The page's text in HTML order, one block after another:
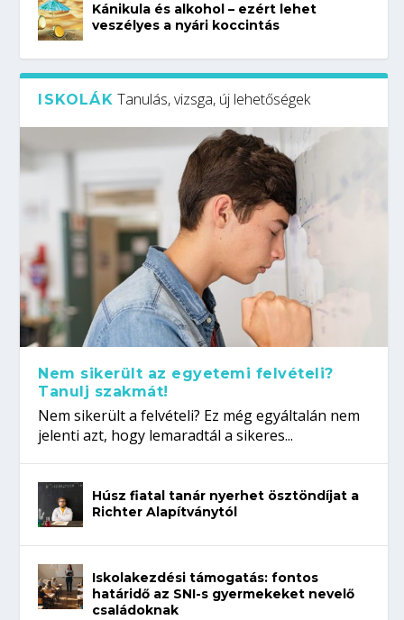
Kánikula és alkohol – ezért lehet
veszélyes a nyári koccintás
ISKOLÁK Tanulás, vizsga, új lehetőségek
Nem sikerült az egyetemi felvételi?
Tanulj szakmát!
Nem sikerült a felvételi? Ez még egyáltalán nem
jelenti azt, hogy lemaradtál a sikeres...
Húsz fiatal tanár nyerhet ösztöndíjat a
Richter Alapítványtól
Iskolakezdési támogatás: fontos
határidő az SNI-s gyermekeket nevelő
családoknak